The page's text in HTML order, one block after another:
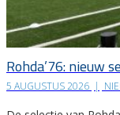
Rohda’76: nieuw
5 AUGUSTUS 2026 |